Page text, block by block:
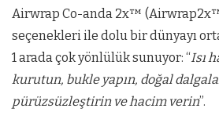
Airwrap Co-anda 2x™
seçenekleri ile dolu bir dünyayı
1 arada çok yönlülük sunuyor: “Isı
kurutun, bukle yapın, doğal
pürüzsüzleştirin ve hacim verin”.